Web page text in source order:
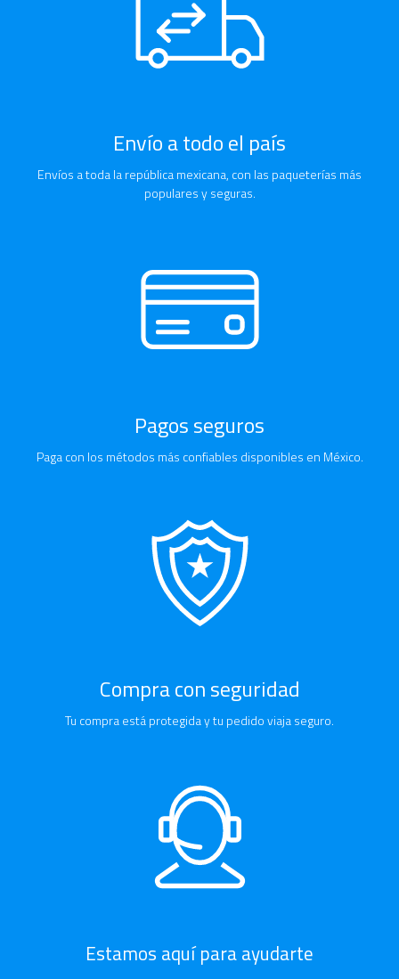
Envío a todo el país
Envíos a toda la república mexicana, con las paqueterías más
populares y seguras.
Pagos seguros
Paga con los métodos más confiables disponibles en México.
Compra con seguridad
Tu compra está protegida y tu pedido viaja seguro.
Estamos aquí para ayudarte